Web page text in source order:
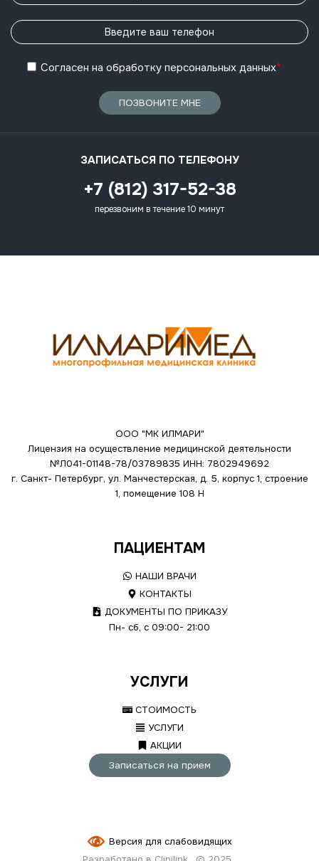
Согласен на обработку персональных данных*
ПОЗВОНИТЕ МНЕ
ЗАПИСАТЬСЯ ПО ТЕЛЕФОНУ
+7 (812) 317-52-38
перезвоним в течение 10 минут
ООО "МК ИЛМАРИ"
Лицензия на осуществление медицинской деятельности
№Л041-01148-78/03789835 ИНН: 7802949692
г. Санкт- Петербург, ул. Манчестерская, д. 5, корпус 1, строение
1, помещение 108 Н
ПАЦИЕНТАМ
НАШИ ВРАЧИ
КОНТАКТЫ
ДОКУМЕНТЫ ПО ПРИКАЗУ
Пн- сб, с 09:00- 21:00
УСЛУГИ
СТОИМОСТЬ
УСЛУГИ
АКЦИИ
Записаться на прием
Версия для слабовидящих